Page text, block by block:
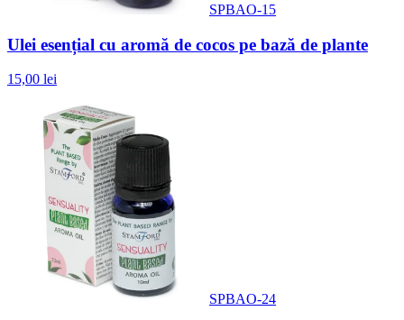
SPBAO-15
Ulei esențial cu aromă de cocos pe bază de plante
15,00 lei
SPBAO-24